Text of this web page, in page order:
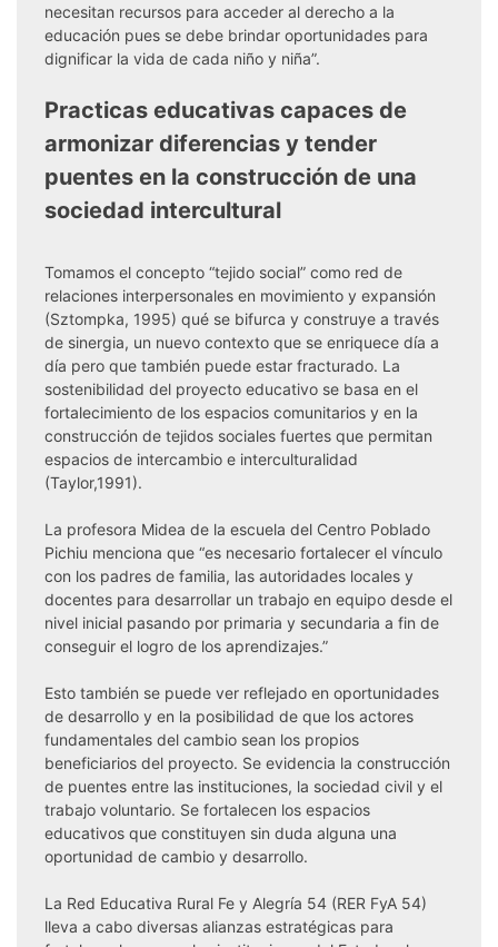
necesitan recursos para acceder al derecho a la
educación pues se debe brindar oportunidades para
dignificar la vida de cada niño y niña”.
Practicas educativas capaces de
armonizar diferencias y tender
puentes en la construcción de una
sociedad intercultural
Tomamos el concepto “tejido social” como red de
relaciones interpersonales en movimiento y expansión
(Sztompka, 1995) qué se bifurca y construye a través
de sinergia, un nuevo contexto que se enriquece día a
día pero que también puede estar fracturado. La
sostenibilidad del proyecto educativo se basa en el
fortalecimiento de los espacios comunitarios y en la
construcción de tejidos sociales fuertes que permitan
espacios de intercambio e interculturalidad
(Taylor,1991).
La profesora Midea de la escuela del Centro Poblado
Pichiu menciona que “es necesario fortalecer el vínculo
con los padres de familia, las autoridades locales y
docentes para desarrollar un trabajo en equipo desde el
nivel inicial pasando por primaria y secundaria a fin de
conseguir el logro de los aprendizajes.”
Esto también se puede ver reflejado en oportunidades
de desarrollo y en la posibilidad de que los actores
fundamentales del cambio sean los propios
beneficiarios del proyecto. Se evidencia la construcción
de puentes entre las instituciones, la sociedad civil y el
trabajo voluntario. Se fortalecen los espacios
educativos que constituyen sin duda alguna una
oportunidad de cambio y desarrollo.
La Red Educativa Rural Fe y Alegría 54 (RER FyA 54)
lleva a cabo diversas alianzas estratégicas para